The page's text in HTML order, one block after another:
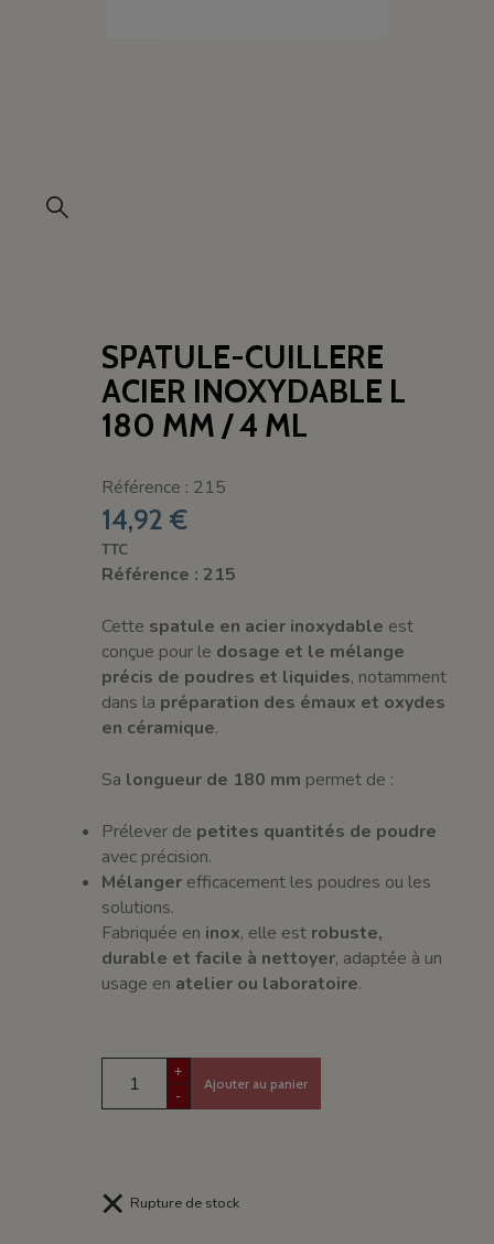
SPATULE-CUILLERE
ACIER INOXYDABLE L
180 MM / 4 ML
Référence : 215
14,92 €
TTC
Référence : 215
Cette spatule en acier inoxydable est
conçue pour le dosage et le mélange
précis de poudres et liquides, notamment
dans la préparation des émaux et oxydes
en céramique.
Sa longueur de 180 mm permet de :
Prélever de petites quantités de poudre
avec précision.
Mélanger efficacement les poudres ou les
solutions.
Fabriquée en inox, elle est robuste,
durable et facile à nettoyer, adaptée à un
usage en atelier ou laboratoire.
+
-
Ajouter au panier
Rupture de stock